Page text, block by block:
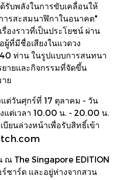
รับพลังในการขับเคลื่อนให้
ารสะสมนาฬิกาในอนาคต"
รื่องราวที่เป็นประโยชน์ ผ่าน
ที่มีชื่อเสียงในแวดวง
ท่าน ในรูปแบบการสนทนา
ยายและกิจกรรมที่จัดขึ้น
ย
แต่วันศุกร์ที่ 17 ตุลาคม - วัน
ต่เวลา 10.00 น. - 20.00 น.
ยนล่วงหน้าเพื่อรับสิทธิ์เข้า
ณ The Singapore EDITION
ชาร์ด และอยู่ห่างจากสวน